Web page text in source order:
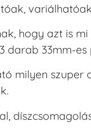
hogy azt is
33mm-es
milyen